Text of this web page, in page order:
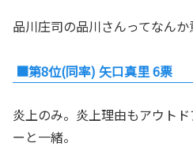
品川庄司の品川さんってなんか
■第8位(同率) 矢口真里 6票
炎上のみ。炎上理由もアウト
ーと一緒。